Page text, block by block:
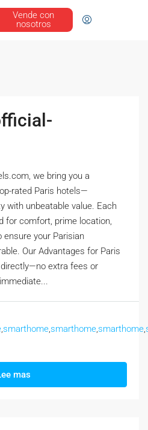
Vende con
nosotros
we bring you a
rated Paris hotels—
with unbeatable value. Each
for comfort, prime location,
ensure your Parisian
Our Advantages for Paris
extra fees or
smarthome smarthome smarthome
mas